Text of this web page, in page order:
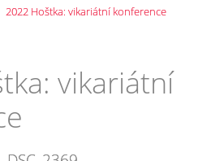
2022 Hoštka: vikariátní konference
vikariátní